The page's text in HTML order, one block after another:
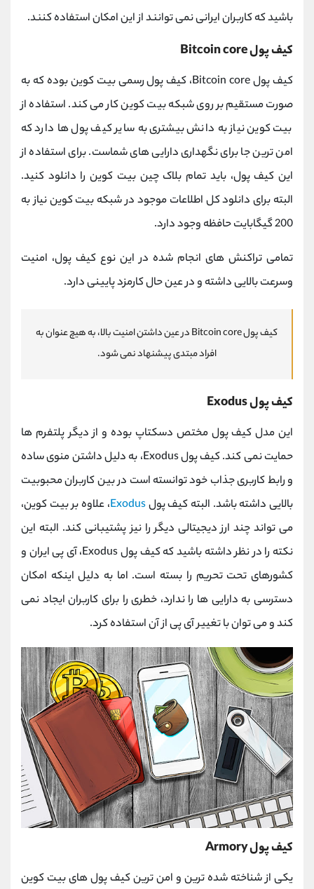
باشید که کاربران ایرانی نمی توانند از این امکان استفاده کنند.
کیف پول Bitcoin core
کیف پول Bitcoin core، کیف پول رسمی بیت کوین بوده که به
صورت مستقیم بر روی شبکه بیت کوین کار می کند. استفاده از
بیت کوین نیاز به دانش بیشتری به سایر کیف پول ها دارد که
امن ترین جا برای نگهداری دارایی های شماست. برای استفاده از
این کیف پول، باید تمام بلاک چین بیت کوین را دانلود کنید.
البته برای دانلود کل اطلاعات موجود در شبکه بیت کوین نیاز به
200 گیگابایت حافظه وجود دارد.
تمامی تراکنش های انجام شده در این نوع کیف پول، امنیت
وسرعت بالایی داشته و در عین حال کارمزد پایینی دارد.
کیف پول Bitcoin core در عین داشتن امنیت بالا، به هیچ عنوان به
افراد مبتدی پیشنهاد نمی شود.
کیف پول Exodus
این مدل کیف پول مختص دسکتاپ بوده و از دیگر پلتفرم ها
حمایت نمی کند. کیف پول Exodus، به دلیل داشتن منوی ساده
و رابط کاربری جذاب خود توانسته است در بین کاربران محبوبیت
بالایی داشته باشد. البته کیف پولExodus، علاوه بر بیت کوین،
می تواند چند ارز دیجیتالی دیگر را نیز پشتیبانی کند. البته این
نکته را در نظر داشته باشید که کیف پول Exodus، آی پی ایران و
کشورهای تحت تحریم را بسته است. اما به دلیل اینکه امکان
دسترسی به دارایی ها را ندارد، خطری را برای کاربران ایجاد نمی
کند و می توان با تغییر آی پی از آن استفاده کرد.
کیف پول Armory
یکی از شناخته شده ترین و امن ترین کیف پول های بیت کوین